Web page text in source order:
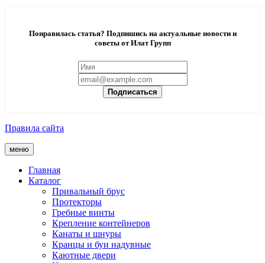
Понравилась статья? Подпишись на актуальные новости и
советы от Илат Групп
Подписаться
Правила сайта
меню
Главная
Каталог
Привальный брус
Протекторы
Гребные винты
Крепление контейнеров
Канаты и шнуры
Кранцы и буи надувные
Каютные двери